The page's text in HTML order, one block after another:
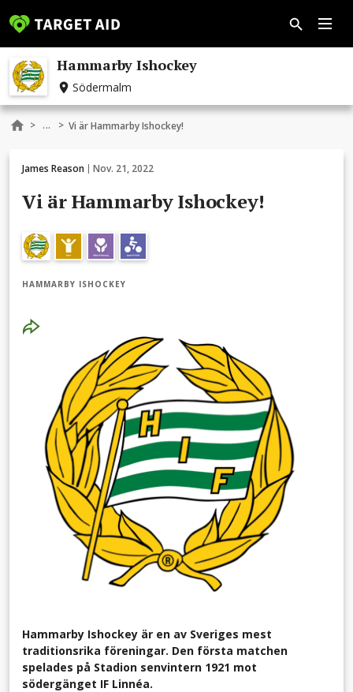
Hammarby Ishockey
Södermalm
> ... > Vi är Hammarby Ishockey!
James Reason Nov. 21, 2022
Vi är Hammarby Ishockey!
HAMMARBY ISHOCKEY
Hammarby Ishockey är en av Sveriges mest
traditionsrika föreningar. Den första matchen
spelades på Stadion senvintern 1921 mot
södergänget IF Linnéa.